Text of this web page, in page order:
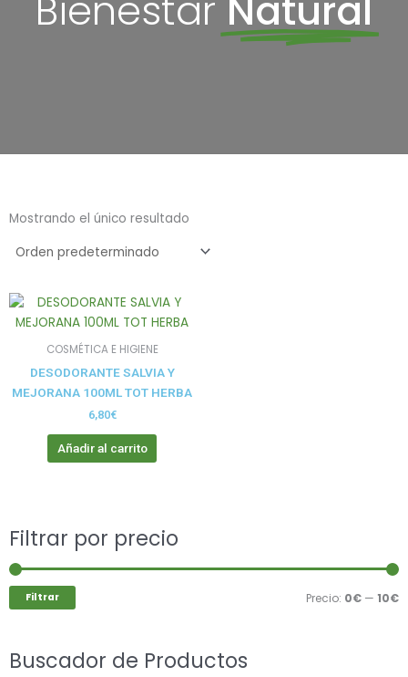
Bienestar Natural
Mostrando el único resultado
COSMÉTICA E HIGIENE
DESODORANTE SALVIA Y
MEJORANA 100ML TOT HERBA
6,80€
Añadir al carrito
Filtrar por precio
Filtrar Precio: 0€ — 10€
Buscador de Productos
Buscar